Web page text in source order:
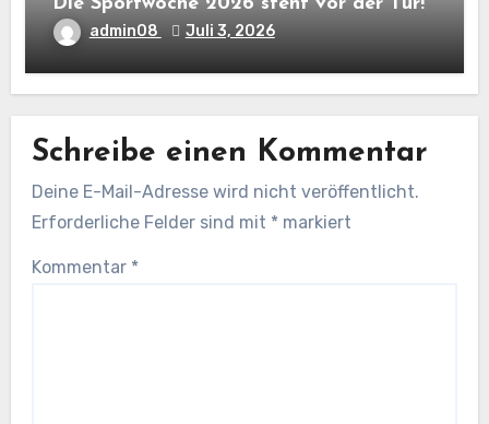
admin08 Juli 3, 2026
Schreibe einen Kommentar
Deine E-Mail-Adresse wird nicht veröffentlicht.
Erforderliche Felder sind mit * markiert
Kommentar *